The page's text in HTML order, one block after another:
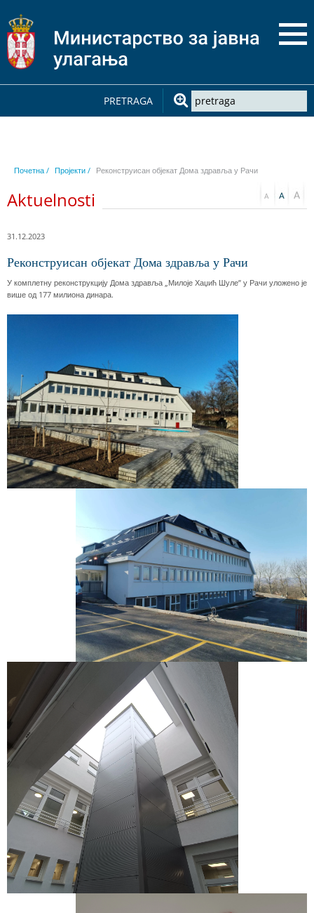
PRETRAGA
Почетна / Пројекти / Реконструисан објекат Дома здравља у Рачи
Aktuelnosti
31.12.2023
Реконструисан објекат Дома здравља у Рачи
У комплетну реконструкцију Дома здравља „Милоје Хаџић Шуле” у Рачи уложено је
више од 177 милиона динара.